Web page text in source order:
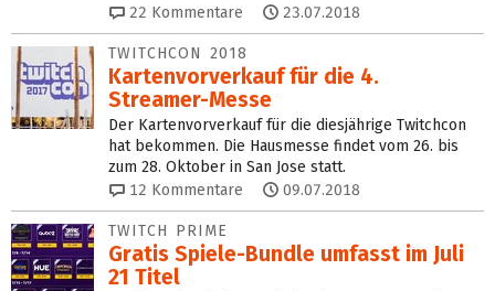
22 Kommentare 23.07.2018
TWITCHCON 2018
Kartenvorverkauf für die 4.
Streamer-Messe
Der Kartenvorverkauf für die diesjährige Twitchcon
hat bekommen. Die Hausmesse findet vom 26. bis
zum 28. Oktober in San Jose statt.
12 Kommentare 09.07.2018
TWITCH PRIME
Gratis Spiele-Bundle umfasst im Juli
21 Titel